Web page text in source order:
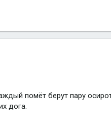
помёт берут пару
дога.